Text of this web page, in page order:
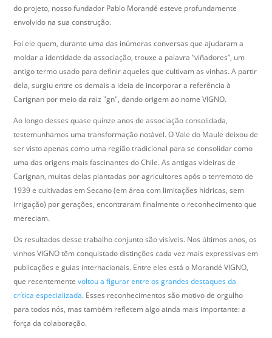
do projeto, nosso fundador Pablo Morandé esteve profundamente
envolvido na sua construção.
Foi ele quem, durante uma das inúmeras conversas que ajudaram a
moldar a identidade da associação, trouxe a palavra “viñadores”, um
antigo termo usado para definir aqueles que cultivam as vinhas. A partir
dela, surgiu entre os demais a ideia de incorporar a referência à
Carignan por meio da raiz "gn", dando origem ao nome VIGNO.
Ao longo desses quase quinze anos de associação consolidada,
testemunhamos uma transformação notável. O Vale do Maule deixou de
ser visto apenas como uma região tradicional para se consolidar como
uma das origens mais fascinantes do Chile. As antigas videiras de
Carignan, muitas delas plantadas por agricultores após o terremoto de
1939 e cultivadas em Secano (em área com limitações hídricas, sem
irrigação) por gerações, encontraram finalmente o reconhecimento que
mereciam.
Os resultados desse trabalho conjunto são visíveis. Nos últimos anos, os
vinhos VIGNO têm conquistado distinções cada vez mais expressivas em
publicações e guias internacionais. Entre eles está o Morandé VIGNO,
que recentementevoltou a figurar entre os grandes destaques da
crítica especializada. Esses reconhecimentos são motivo de orgulho
para todos nós, mas também refletem algo ainda mais importante: a
força da colaboração.